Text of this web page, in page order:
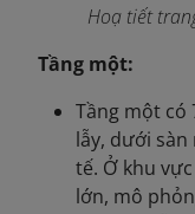
Hoạ tiết
Tầng một:
Tầng một có
lẫy, dưới
tế. Ở khu
lớn, mô